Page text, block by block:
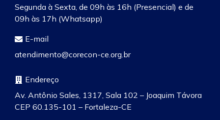
Segunda à Sexta, de 09h às 16h (Presencial) e de
09h às 17h (Whatsapp)
E-mail
atendimento@corecon-ce.org.br
Endereço
Av. Antônio Sales, 1317, Sala 102 – Joaquim Távora
CEP 60.135-101 – Fortaleza-CE